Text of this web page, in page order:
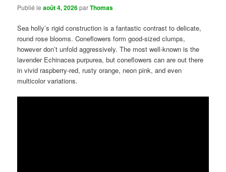
Publié leaoût 4, 2026parThomas
Sea holly’s rigid construction is a fantastic contrast to delicate,
round rose blooms. Coneflowers form good-sized clumps,
however don’t unfold aggressively. The most well-known is the
lavender Echinacea purpurea, but coneflowers can are out there
in vivid raspberry-red, rusty orange, neon pink, and even
multicolor variations.